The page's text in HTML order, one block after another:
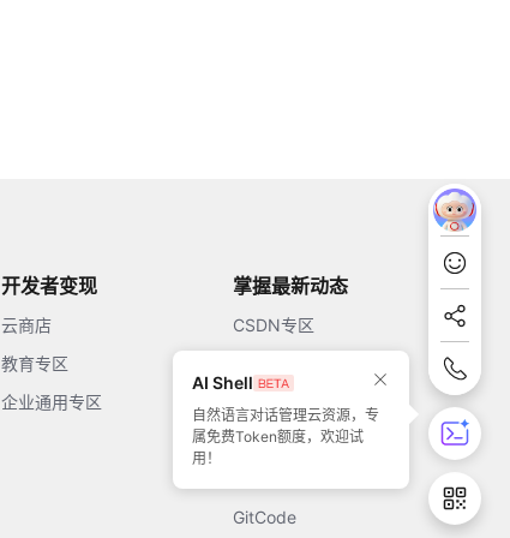
AI Shell
自然语言对话管理云资源，专
属免费Token额度，欢迎试
用！
开发者变现
云商店
教育专区
企业通用专区
掌握最新动态
CSDN专区
51CTO
GitCode